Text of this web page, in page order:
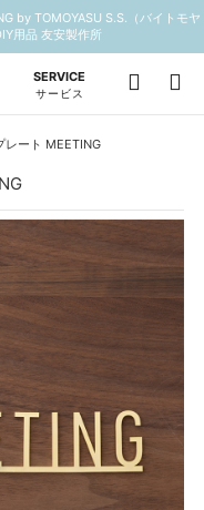
by TOMOYASU S.S.（バイトモヤ
用品 友安製作所
SERVICE
サービス
レート MEETING